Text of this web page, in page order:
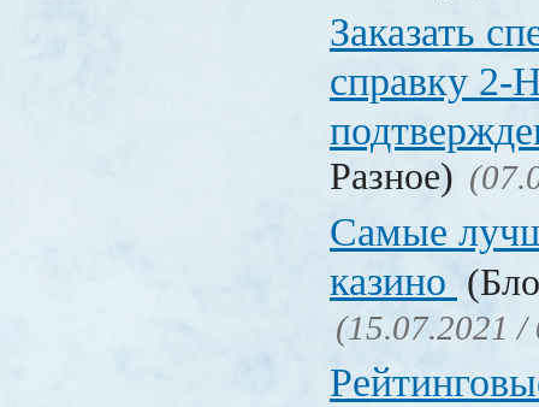
Заказать
справку
Разное)
Самые
казино
(15.07.2021 /